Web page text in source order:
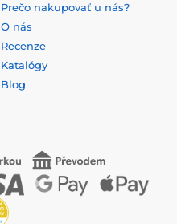
Prečo nakupovať u nás?
O nás
Recenze
Katalógy
Blog